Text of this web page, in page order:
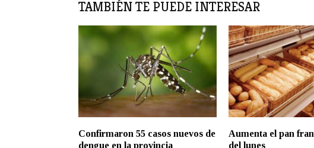
TAMBIÉN TE PUEDE INTERESAR
Confirmaron 55 casos nuevos de
dengue en la provincia
Aumenta el pan
del lunes